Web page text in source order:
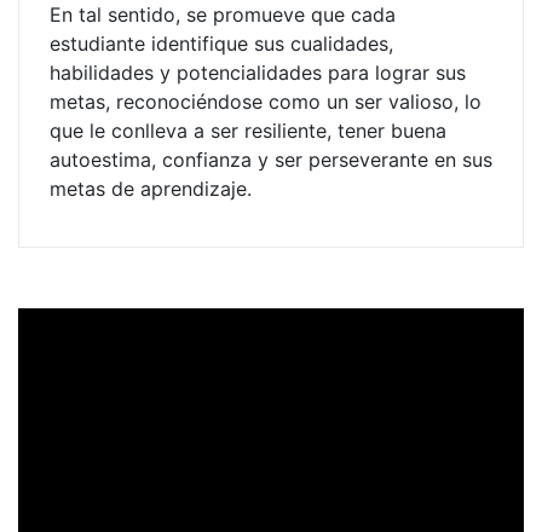
En tal sentido, se promueve que cada
estudiante identifique sus cualidades,
habilidades y potencialidades para lograr sus
metas, reconociéndose como un ser valioso, lo
que le conlleva a ser resiliente, tener buena
autoestima, confianza y ser perseverante en sus
metas de aprendizaje.